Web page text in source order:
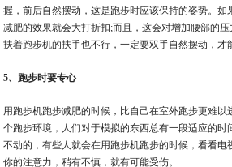
握，前后自然摆动，这是跑步时应该保持的姿势。如
减肥的效果就会大打折扣;而且，这会对增加腰部的压
扶着跑步机的扶手也不行，一定要双手自然摆动，才
5、跑步时要专心
用跑步机跑步减肥的时候，比自己在室外跑步更难
个跑步环境，人们对于模拟的东西总有一段适应的时
不动的，有些人就会在用跑步机跑步的时候，看看电
你的注意力，稍有不慎，就有可能受伤。